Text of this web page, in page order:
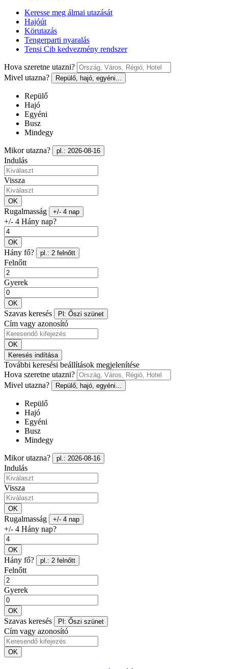
Keresse meg álmai utazását
Hajóút
Körutazás
Tengerparti nyaralás
Tensi Cib kedvezmény rendszer
Hova szeretne utazni?
Mivel utazna?
Repülő, hajó, egyéni...
Repülő
Hajó
Egyéni
Busz
Mindegy
Mikor utazna? pl.: 2026-08-16
Indulás
Vissza
OK
Rugalmasság +/- 4 nap
+/- 4 Hány nap?
OK
Hány fő? pl.: 2 felnőtt
Felnőtt
Gyerek
OK
Szavas keresés Pl: Őszi szünet
Cím vagy azonosító
OK
Keresés indítása
További keresési beállítások megjelenítése
Hova szeretne utazni?
Mivel utazna?
Repülő, hajó, egyéni...
Repülő
Hajó
Egyéni
Busz
Mindegy
Mikor utazna? pl.: 2026-08-16
Indulás
Vissza
OK
Rugalmasság +/- 4 nap
+/- 4 Hány nap?
OK
Hány fő? pl.: 2 felnőtt
Felnőtt
Gyerek
OK
Szavas keresés Pl: Őszi szünet
Cím vagy azonosító
OK